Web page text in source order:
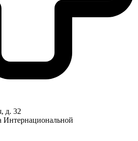
д. 32